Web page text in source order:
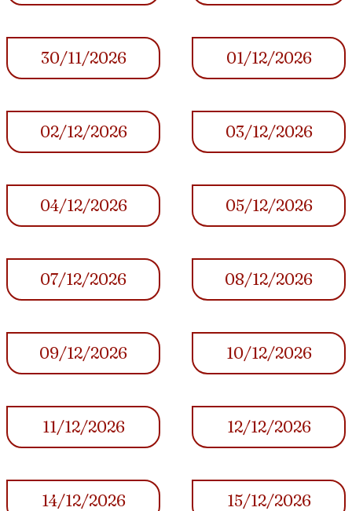
30/11/2026 01/12/2026
02/12/2026 03/12/2026
04/12/2026 05/12/2026
07/12/2026 08/12/2026
09/12/2026 10/12/2026
11/12/2026 12/12/2026
14/12/2026 15/12/2026